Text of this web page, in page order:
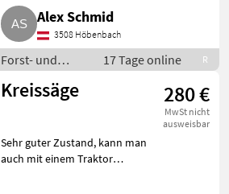
Phasenwender. Besichtigung
jederzeit möglich. Forst- und
Alex Schmid
3508 Höbenbach
Forst- und
Holztechnik /
Kreissägen
17 Tage online R
Kreissäge 280 €
MwSt nicht
ausweisbar
Sehr guter Zustand, kann man
auch mit einem Traktor